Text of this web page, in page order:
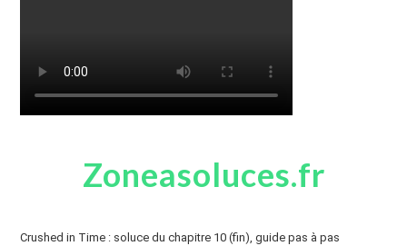
Zoneasoluces.fr
Crushed in Time : soluce du chapitre 10 (fin), guide pas à pas